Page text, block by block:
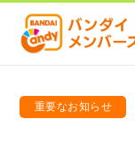
重要なお知らせ